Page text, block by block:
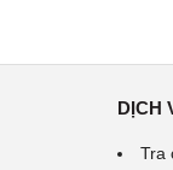
DỊCH
Tra